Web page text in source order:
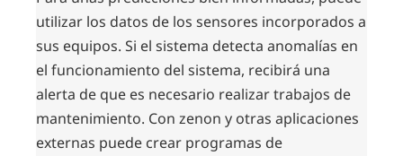
utilizar los datos de los sensores incorporados a
sus equipos. Si el sistema detecta anomalías en
el funcionamiento del sistema, recibirá una
alerta de que es necesario realizar trabajos de
mantenimiento. Con zenon y otras aplicaciones
externas puede crear programas de